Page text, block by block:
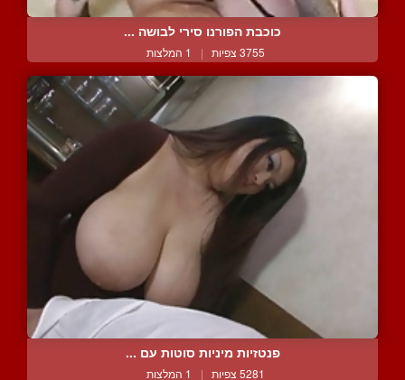
כוכבת הפורנו סירי לבושה ...
3755 צפיות | 1 המלצות
פנטזיות מיניות סוטות עם ...
5281 צפיות | 1 המלצות